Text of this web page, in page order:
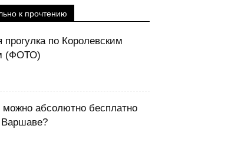
к прочтению
прогулка по Королевским
(ФОТО)
можно абсолютно бесплатно
Варшаве?